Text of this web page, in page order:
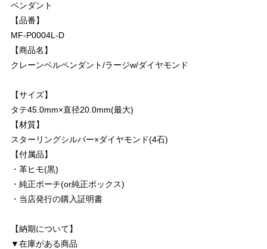
ペンダント
【品番】
MF-P0004L-D
【商品名】
クレーンベルペンダント/ラージw/ダイヤモンド
【サイズ】
タテ45.0mm×直径20.0mm(最大)
【材質】
スターリングシルバー×ダイヤモンド(4石)
【付属品】
・革ヒモ(黒)
・純正ポーチ(or純正ボックス)
・当店発行の購入証明書
【納期について】
▼在庫がある商品